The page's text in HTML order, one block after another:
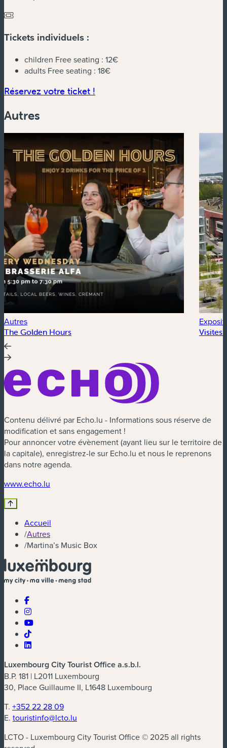
Tickets individuels :
children Free seating : 12€
adults Free seating : 18€
Réservez votre ticket !
Autres
Autres
The Golden Hours Visites
Contenu délivré par Echo.lu - Informations sous réserve de
modification et sans engagement !
Pour annoncer votre évènement (ayant lieu sur le territoire de
la capitale), enregistrez-le sur Echo.lu et nous le reprenons
dans notre agenda.
www.echo.lu
Accueil
/Autres
/Martina’s Music Box
Luxembourg City Tourist Office a.s.b.l.
B.P. 181 | L2011 Luxembourg
30, Place Guillaume II, L1648 Luxembourg
T. +352 22 28 09
E. touristinfo@lcto.lu
LCTO - Luxembourg City Tourist Office © 2025 all rights